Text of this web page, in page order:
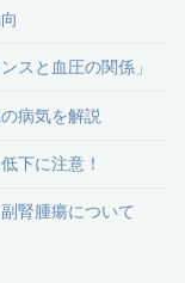
スと血圧の関係」
病気を解説
下に注意！
腎腫瘍について